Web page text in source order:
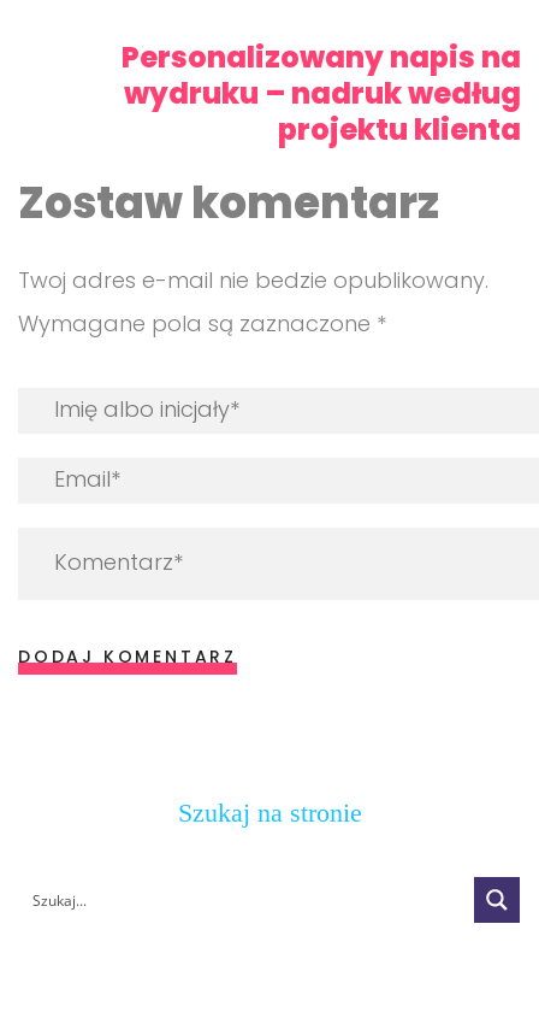
Personalizowany napis na
wydruku – nadruk według
projektu klienta
Zostaw komentarz
Twoj adres e-mail nie bedzie opublikowany.
Wymagane pola są zaznaczone *
DODAJ KOMENTARZ
Szukaj na stronie